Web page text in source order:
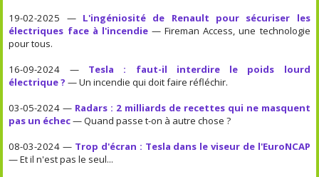
19-02-2025 — L'ingéniosité de Renault pour sécuriser les
électriques face à l'incendie— Fireman Access, une technologie
pour tous.
16-09-2024 — Tesla : faut-il interdire le poids lourd
électrique ? — Un incendie qui doit faire réfléchir.
03-05-2024 — Radars : 2 milliards de recettes qui ne masquent
pas un échec— Quand passe t-on à autre chose ?
08-03-2024 — Trop d'écran : Tesla dans le viseur de l'EuroNCAP
— Et il n'est pas le seul...